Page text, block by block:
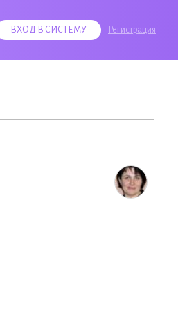
ВХОД В СИСТЕМУ Регистрация